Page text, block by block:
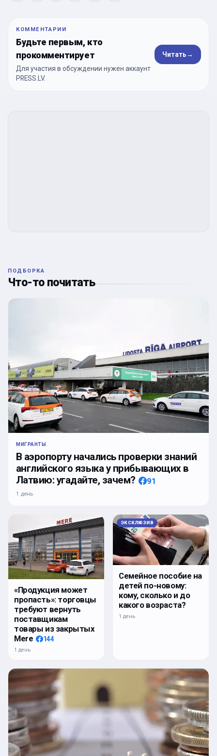
КОММЕНТАРИИ
Будьте первым, кто
прокомментирует
Для участия в обсуждении нужен аккаунт
PRESS.LV.
Читать→
ПОДБОРКА
Что-то почитать
МИГРАНТЫ
В аэропорту начались проверки знаний
английского языка у прибывающих в
Латвию: угадайте, зачем?
91
1 день
«Продукция может
пропасть»: торговцы
требуют вернуть
поставщикам
товары из закрытых
Mere
144
1 день
ЭКСКЛЮЗИВ
Семейное пособие на
детей по-новому:
кому, сколько и до
какого возраста?
1 день